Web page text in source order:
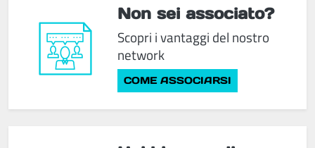
Non sei associato?
Scopri i vantaggi del nostro
network
COME ASSOCIARSI